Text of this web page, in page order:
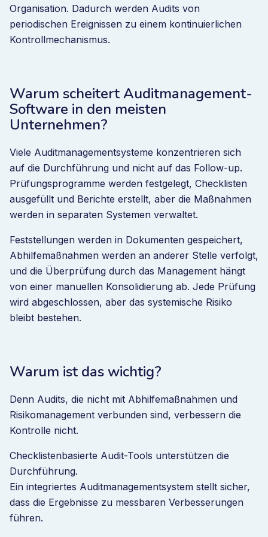
Organisation. Dadurch werden Audits von
periodischen Ereignissen zu einem kontinuierlichen
Kontrollmechanismus.
Warum scheitert Auditmanagement-
Software in den meisten
Unternehmen?
Viele Auditmanagementsysteme konzentrieren sich
auf die Durchführung und nicht auf das Follow-up.
Prüfungsprogramme werden festgelegt, Checklisten
ausgefüllt und Berichte erstellt, aber die Maßnahmen
werden in separaten Systemen verwaltet.
Feststellungen werden in Dokumenten gespeichert,
Abhilfemaßnahmen werden an anderer Stelle verfolgt,
und die Überprüfung durch das Management hängt
von einer manuellen Konsolidierung ab. Jede Prüfung
wird abgeschlossen, aber das systemische Risiko
bleibt bestehen.
Warum ist das wichtig?
Denn Audits, die nicht mit Abhilfemaßnahmen und
Risikomanagement verbunden sind, verbessern die
Kontrolle nicht.
Checklistenbasierte Audit-Tools unterstützen die
Durchführung.
Ein integriertes Auditmanagementsystem stellt sicher,
dass die Ergebnisse zu messbaren Verbesserungen
führen.